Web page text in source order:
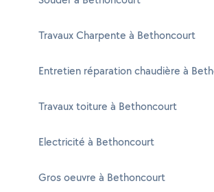
Travaux Charpente à Bethoncourt
Entretien réparation chaudière à
Travaux toiture à Bethoncourt
Electricité à Bethoncourt
Gros oeuvre à Bethoncourt